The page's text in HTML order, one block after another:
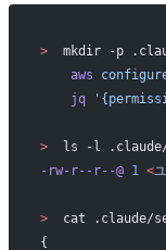
>
mkdir -p
    aws
    jq
>
ls -l
-rw-r--r--@ 1 <
>
cat .claude/
{